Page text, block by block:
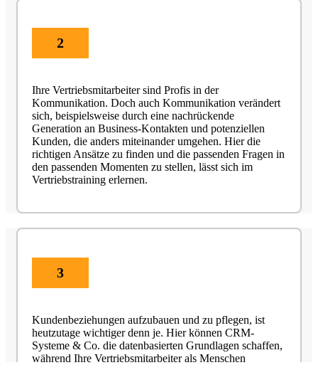
2
Ihre Vertriebsmitarbeiter sind Profis in der
Kommunikation. Doch auch Kommunikation verändert
sich, beispielsweise durch eine nachrückende
Generation an Business-Kontakten und potenziellen
Kunden, die anders miteinander umgehen. Hier die
richtigen Ansätze zu finden und die passenden Fragen in
den passenden Momenten zu stellen, lässt sich im
Vertriebstraining erlernen.
3
Kundenbeziehungen aufzubauen und zu pflegen, ist
heutzutage wichtiger denn je. Hier können CRM-
Systeme & Co. die datenbasierten Grundlagen schaffen,
während Ihre Vertriebsmitarbeiter als Menschen